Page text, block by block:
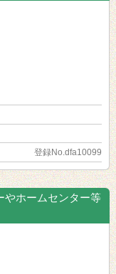
登録No.dfa10099
やホームセンター等